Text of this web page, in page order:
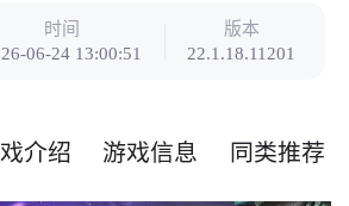
时间
06-24 13:00:51
版本
22.1.18.11201
介绍 游戏信息 同类推荐